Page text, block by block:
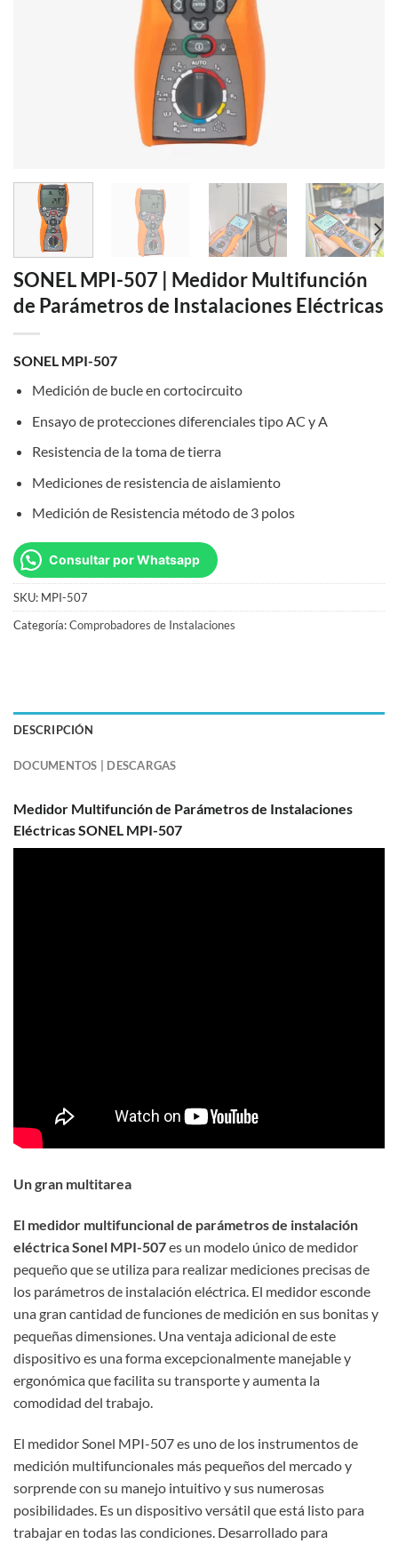
SONEL MPI-507 | Medidor Multifunción
de Parámetros de Instalaciones Eléctricas
SONEL MPI-507
Medición de bucle en cortocircuito
Ensayo de protecciones diferenciales tipo AC y A
Resistencia de la toma de tierra
Mediciones de resistencia de aislamiento
Medición de Resistencia método de 3 polos
Consultar por Whatsapp
SKU: MPI-507
Categoría:Comprobadores de Instalaciones
DESCRIPCIÓN
DOCUMENTOS | DESCARGAS
Medidor Multifunción de Parámetros de Instalaciones
Eléctricas SONEL MPI-507
Un gran multitarea
El medidor multifuncional de parámetros de instalación
eléctrica Sonel MPI-507es un modelo único de medidor
pequeño que se utiliza para realizar mediciones precisas de
los parámetros de instalación eléctrica. El medidor esconde
una gran cantidad de funciones de medición en sus bonitas y
pequeñas dimensiones. Una ventaja adicional de este
dispositivo es una forma excepcionalmente manejable y
ergonómica que facilita su transporte y aumenta la
comodidad del trabajo.
El medidor Sonel MPI-507 es uno de los instrumentos de
medición multifuncionales más pequeños del mercado y
sorprende con su manejo intuitivo y sus numerosas
posibilidades. Es un dispositivo versátil que está listo para
trabajar en todas las condiciones. Desarrollado para